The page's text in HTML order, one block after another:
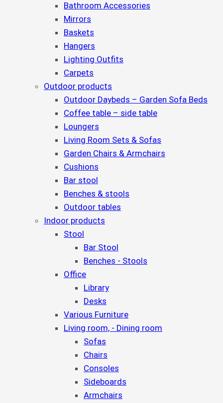
Bathroom Accessories
Mirrors
Baskets
Hangers
Lighting Outfits
Carpets
Outdoor products
Outdoor Daybeds – Garden Sofa Beds
Coffee table – side table
Loungers
Living Room Sets & Sofas
Garden Chairs & Armchairs
Cushions
Bar stool
Benches & stools
Outdoor tables
Indoor products
Stool
Bar Stool
Benches - Stools
Office
Library
Desks
Various Furniture
Living room, - Dining room
Sofas
Chairs
Consoles
Sideboards
Armchairs